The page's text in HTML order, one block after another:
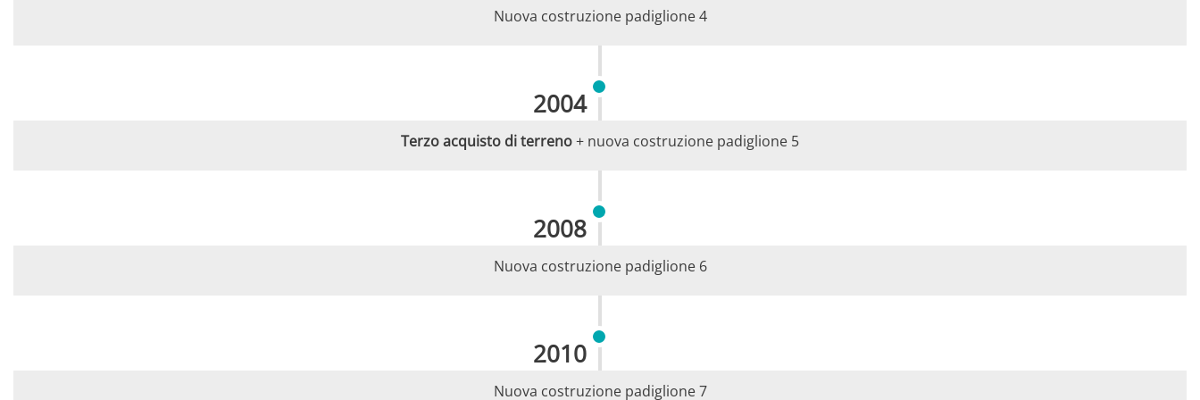
Nuova costruzione padiglione 4
2004
Terzo acquisto diterreno+ nuova costruzione padiglione 5
2008
Nuova costruzione padiglione 6
2010
Nuova costruzione padiglione 7